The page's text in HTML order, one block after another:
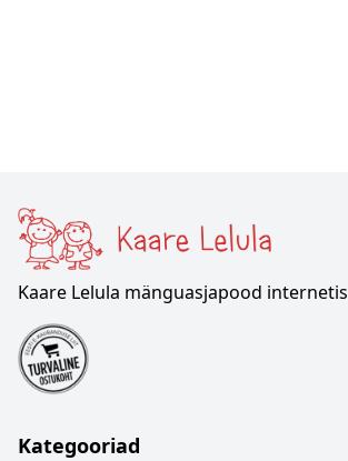
Kaare Lelula mänguasjapood internetis
Kategooriad